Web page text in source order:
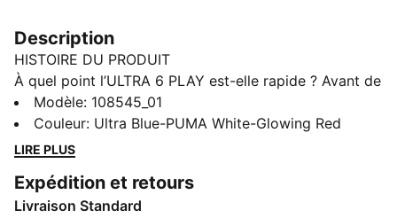
Description
HISTOIRE DU PRODUIT
À quel point l’ULTRA 6 PLAY est-elle rapide ? Avant de
l’essayer, on te conseille d’attacher ta ceinture.
Conçues pour la vitesse, ces chaussures de foot
légères sont dotées d'une nouvelle tige en mesh
La semelle extérieure SPEEDSYSTEM et la conception
des crampons FastTrax offrent une adhérence
Modèle: 108545_01
Couleur: Ultra Blue-PUMA White-Glowing Red
LIRE PLUS
Expédition et retours
Livraison Standard